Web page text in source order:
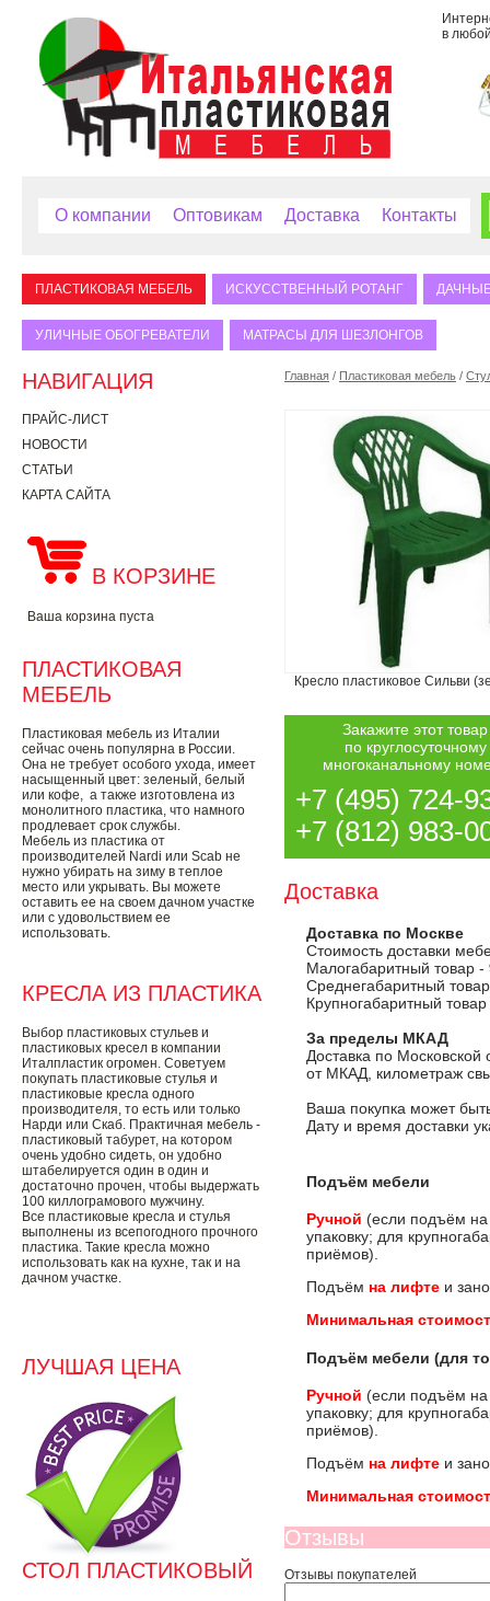
в
О компании Оптовикам Доставка Контакты
ПЛАСТИКОВАЯ МЕБЕЛЬ ИСКУССТВЕННЫЙ РОТАНГ
УЛИЧНЫЕ ОБОГРЕВАТЕЛИ МАТРАСЫ ДЛЯ ШЕЗЛОНГОВ
НАВИГАЦИЯ
ПРАЙС-ЛИСТ
НОВОСТИ
СТАТЬИ
КАРТА САЙТА
В КОРЗИНЕ
Ваша корзина пуста
ПЛАСТИКОВАЯ
МЕБЕЛЬ
Пластиковая мебель из Италии
сейчас очень популярна в России.
Она не требует особого ухода, имеет
насыщенный цвет: зеленый, белый
или кофе, а также изготовлена из
монолитного пластика, что намного
продлевает срок службы.
Мебель из пластика от
производителей Nardi или Scab не
нужно убирать на зиму в теплое
место или укрывать. Вы можете
оставить ее на своем дачном участке
или с удовольствием ее
использовать.
КРЕСЛА ИЗ ПЛАСТИКА
Выбор пластиковых стульев и
пластиковых кресел в компании
Италпластик огромен. Советуем
покупать пластиковые стулья и
пластиковые кресла одного
производителя, то есть или только
Нарди или Скаб. Практичная мебель -
пластиковый табурет, на котором
очень удобно сидеть, он удобно
штабелируется один в один и
достаточно прочен, чтобы выдержать
100 киллограмового мужчину.
Все пластиковые кресла и стулья
выполнены из всепогодного прочного
пластика. Такие кресла можно
использовать как на кухне, так и на
дачном участке.
ЛУЧШАЯ ЦЕНА
СТОЛ ПЛАСТИКОВЫЙ
Главная / Пластиковая мебель /
Кресло пластиковое Сильви
Закажите этот товар
по круглосуточному
многоканальному
+7 (495) 724-
+7 (812) 983-
Доставка
Доставка по Москве
Стоимость доставки
Малогабаритный товар -
Среднегабаритный
Крупногабаритный
За пределы МКАД
Доставка по
от МКАД, километраж
Ваша покупка может
Дату и время доставки
Подъём мебели
Ручной (если подъём
упаковку; для
приёмов).
Подъём на лифте и
Минимальная
Подъём мебели (для
Ручной (если подъём
упаковку; для
приёмов).
Подъём на лифте и
Минимальная
Отзывы
Отзывы покупателей